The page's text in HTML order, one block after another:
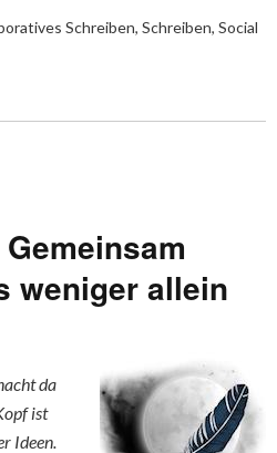
Schreiben, Schreiben, Social
weniger allein
da
ist
Ideen.